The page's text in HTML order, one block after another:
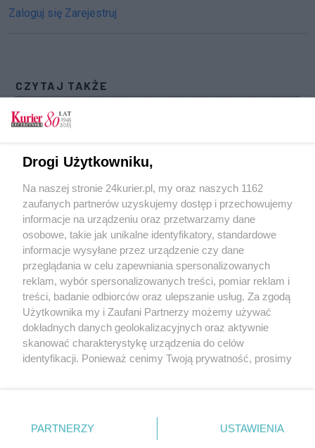
Zaloguj się Zarejestruj
CZYTAJ TAKŻE
Procesja główna Bożego Ciała przeszła przez
Szczecin [GALERIA, FILM] (akt. 1)
Ulicami Szczecina przejdą procesje Bożego
Ciała. Harmonogram i trasy
W czwartek uroczystość Bożego Ciała. Jakie
jest znaczenie tego święta?
POGODA
14℃
Zobacz prognozę na 3 dni
Copyright © 2022 Kurier Szczeciński sp. z o.o.
Wszelkie prawa zastrzeżone
Drogi Użytkowniku,
Na naszej stronie 24kurier.pl, my oraz naszych 1162
zaufanych partnerów uzyskujemy dostęp i przechowujemy
informacje na urządzeniu oraz przetwarzamy dane
osobowe, takie jak unikalne identyfikatory, standardowe
informacje wysyłane przez urządzenie czy dane
przeglądania w celu zapewniania spersonalizowanych
reklam, wybór spersonalizowanych treści, pomiar reklam i
treści, badanie odbiorców oraz ulepszanie usług. Za zgodą
Użytkownika my i Zaufani Partnerzy możemy używać
dokładnych danych geolokalizacyjnych oraz aktywnie
skanować charakterystykę urządzenia do celów
identyfikacji. Ponieważ cenimy Twoją prywatność, prosimy
prywatności znajdujący się w lewym dolnym rogu strony
. Niektóre rodzaje przetwarzania danych nie wymagają
PARTNERZY USTAWIENIA